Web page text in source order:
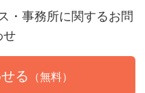
・事務所に関するお問
せ
る （無料）